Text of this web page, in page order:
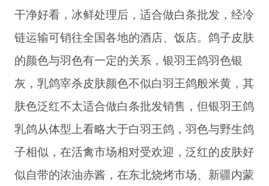
干净好看，冰鲜处理后，适合做白条批发，经冷
链运输可销往全国各地的酒店、饭店。鸽子皮肤
的颜色与羽色有一定的关系，银羽王鸽羽色银
灰，乳鸽宰杀皮肤颜色不似白羽王鸽般米黄，其
肤色泛红不太适合做白条批发销售，但银羽王鸽
乳鸽从体型上看略大于白羽王鸽，羽色与野生鸽
子相似，在活禽市场相对受欢迎，泛红的皮肤好
似自带的浓油赤酱，在东北烧烤市场、新疆内蒙